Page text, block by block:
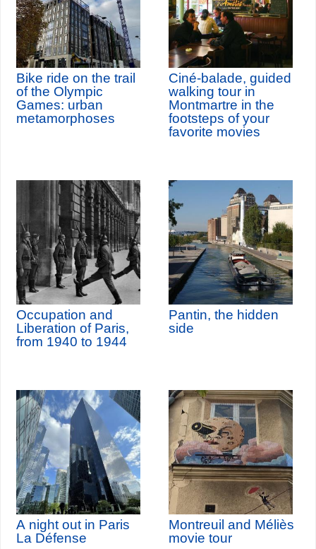
Bike ride on the trail
of the Olympic
Games: urban
metamorphoses
Ciné-balade, guided
walking tour in
Montmartre in the
footsteps of your
favorite movies
Occupation and
Liberation of Paris,
from 1940 to 1944
Pantin, the hidden
side
A night out in Paris
La Défense
Montreuil and Méliès
movie tour